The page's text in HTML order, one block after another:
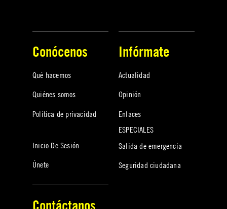
Conócenos
Qué hacemos
Quiénes somos
Política de privacidad
Inicio De Sesión
Únete
Infórmate
Actualidad
Opinión
Enlaces
ESPECIALES
Salida de emergencia
Seguridad ciudadana
Contáctanos